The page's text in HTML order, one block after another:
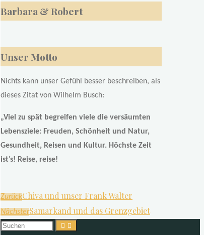
Barbara & Robert
Unser Motto
Nichts kann unser Gefühl besser beschreiben, als
dieses Zitat von Wilhelm Busch:
„Viel zu spät begreifen viele die versäumten
Lebensziele: Freuden, Schönheit und Natur,
Gesundheit, Reisen und Kultur. Höchste Zeit
ist’s! Reise, reise!
ZurückChiva und unser Frank Walter
NächsterSamarkand und das Grenzgebiet
Suchen